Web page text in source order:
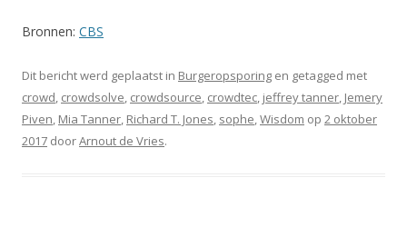
Bronnen: CBS
Dit bericht werd geplaatst in Burgeropsporing en getagged met
crowd, crowdsolve, crowdsource, crowdtec, jeffrey tanner, Jemery
Piven, Mia Tanner, Richard T. Jones, sophe,Wisdom op 2 oktober
2017 doorArnout de Vries.